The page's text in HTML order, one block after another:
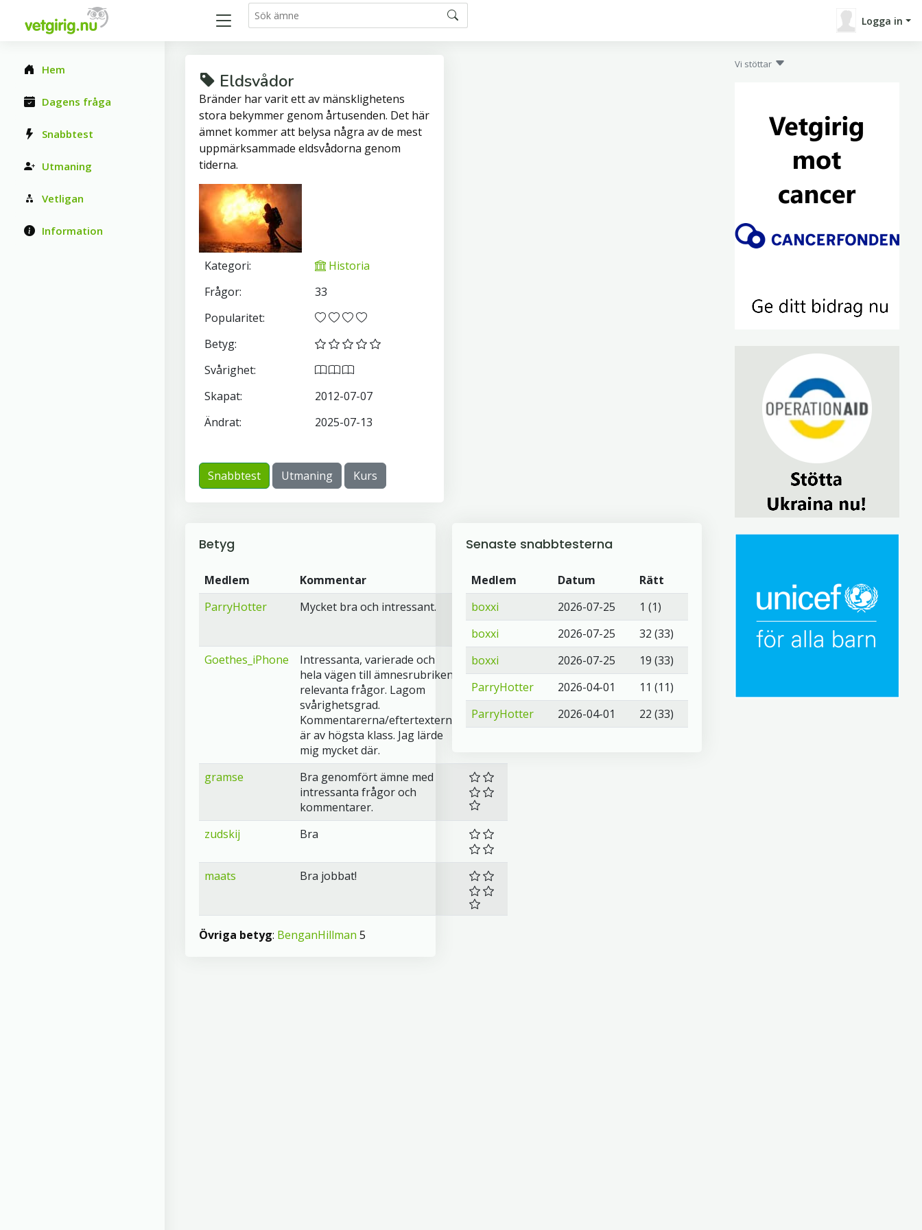
Logga in
Hem
Dagens fråga
Snabbtest
Utmaning
Vetligan
Information
Eldsvådor
Bränder har varit ett av mänsklighetens
stora bekymmer genom årtusenden. Det här
ämnet kommer att belysa några av de mest
uppmärksammade eldsvådorna genom
tiderna.
Kategori:
Historia
Frågor:
33
Popularitet:
Betyg:
Svårighet:
Skapat:
2012-07-07
Ändrat:
2025-07-13
Snabbtest Utmaning Kurs
Betyg
Medlem Kommentar
Betyg
ParryHotter
Mycket bra och intressant.
Goethes_iPhone
Intressanta, varierade och
hela vägen till ämnesrubriken
relevanta frågor. Lagom
svårighetsgrad.
Kommentarerna/eftertexterna
är av högsta klass. Jag lärde
mig mycket där.
gramse
Bra genomfört ämne med
intressanta frågor och
kommentarer.
zudskij
Bra
maats Bra jobbat!
Övriga betyg: BenganHillman 5
Senaste snabbtesterna
Medlem Datum
Rätt
boxxi
2026-07-25
1 (1)
boxxi
2026-07-25
32 (33)
boxxi
2026-07-25
19 (33)
ParryHotter
2026-04-01
11 (11)
ParryHotter
2026-04-01 22 (33)
Vi stöttar